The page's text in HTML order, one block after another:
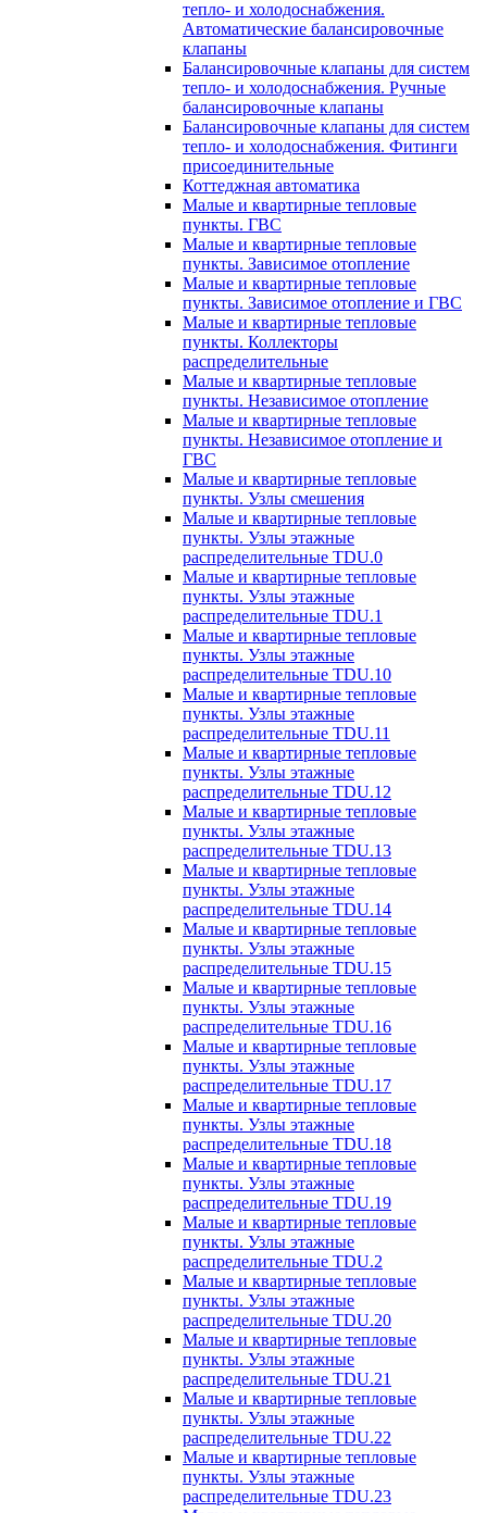
тепло- и холодоснабжения.
Автоматические балансировочные
клапаны
Балансировочные клапаны для систем
тепло- и холодоснабжения. Ручные
балансировочные клапаны
Балансировочные клапаны для систем
тепло- и холодоснабжения. Фитинги
присоединительные
Коттеджная автоматика
Малые и квартирные тепловые
пункты. ГВС
Малые и квартирные тепловые
пункты. Зависимое отопление
Малые и квартирные тепловые
пункты. Зависимое отопление и ГВС
Малые и квартирные тепловые
пункты. Коллекторы
распределительные
Малые и квартирные тепловые
пункты. Независимое отопление
Малые и квартирные тепловые
пункты. Независимое отопление и
ГВС
Малые и квартирные тепловые
пункты. Узлы смешения
Малые и квартирные тепловые
пункты. Узлы этажные
распределительные TDU.0
Малые и квартирные тепловые
пункты. Узлы этажные
распределительные TDU.1
Малые и квартирные тепловые
пункты. Узлы этажные
распределительные TDU.10
Малые и квартирные тепловые
пункты. Узлы этажные
распределительные TDU.11
Малые и квартирные тепловые
пункты. Узлы этажные
распределительные TDU.12
Малые и квартирные тепловые
пункты. Узлы этажные
распределительные TDU.13
Малые и квартирные тепловые
пункты. Узлы этажные
распределительные TDU.14
Малые и квартирные тепловые
пункты. Узлы этажные
распределительные TDU.15
Малые и квартирные тепловые
пункты. Узлы этажные
распределительные TDU.16
Малые и квартирные тепловые
пункты. Узлы этажные
распределительные TDU.17
Малые и квартирные тепловые
пункты. Узлы этажные
распределительные TDU.18
Малые и квартирные тепловые
пункты. Узлы этажные
распределительные TDU.19
Малые и квартирные тепловые
пункты. Узлы этажные
распределительные TDU.2
Малые и квартирные тепловые
пункты. Узлы этажные
распределительные TDU.20
Малые и квартирные тепловые
пункты. Узлы этажные
распределительные TDU.21
Малые и квартирные тепловые
пункты. Узлы этажные
распределительные TDU.22
Малые и квартирные тепловые
пункты. Узлы этажные
распределительные TDU.23